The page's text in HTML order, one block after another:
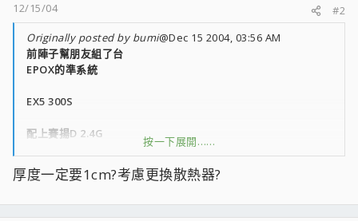
12/15/04
#2
Originally posted by bumi@Dec 15 2004, 03:56 AM
前陣子幫朋友組了台
EPOX的準系統
EX5 300S
配上賽揚D 2.4G
平均待機溫度 約 55~60度
按一下展開……
厚度一定要1cm?考慮更換散熱器?